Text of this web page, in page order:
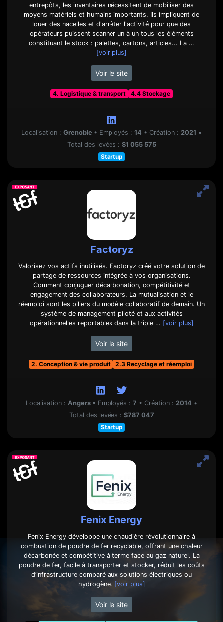
entrepôts, les inventaires nécessitent de mobiliser des
moyens matériels et humains importants. Ils impliquent de
louer des nacelles et d'arrêter l'activité pour que des
opérateurs puissent scanner un à un tous les éléments
constituant le stock : palettes, cartons, articles... La …
[voir plus]
Voir le site
4. Logistique & transport 4.4 Stockage
Localisation : Grenoble • Employés : 14 • Création : 2021 •
Total des levées : $1 055 575
Startup
Factoryz
Valorisez vos actifs inutilisés. Factoryz créé votre solution de
partage de ressources intégrée à vos organisations.
Comment conjuguer décarbonation, compétitivité et
engagement des collaborateurs. La mutualisation et le
réemploi sont les piliers du modèle collaboratif de demain. Un
système de management piloté et aux activités
opérationnelles reportables dans la triple … [voir plus]
Voir le site
2. Conception & vie produit 2.3 Recyclage et réemploi
Localisation : Angers • Employés : 7 • Création : 2014 •
Total des levées : $787 047
Startup
Fenix Energy
Fenix Energy développe une chaudière révolutionnaire à
combustion de poudre de fer recyclable, offrant une chaleur
décarbonée et compétitive à terme face au gaz naturel. La
poudre de fer, facile à transporter et stocker, réduit les coûts
d’infrastructure comparé aux solutions électriques ou
hydrogène. [voir plus]
Voir le site